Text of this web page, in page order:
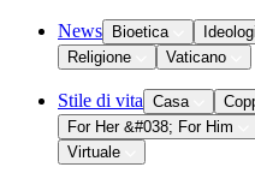
News Bioetica
Religione
Vaticano
Stile di vita Casa
For Her &#038; For Him
Virtuale